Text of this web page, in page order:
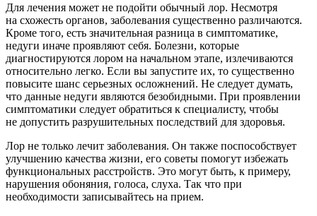
Для лечения может не подойти обычный лор. Несмотря
на схожесть органов, заболевания существенно различаются.
Кроме того, есть значительная разница в симптоматике,
недуги иначе проявляют себя. Болезни, которые
диагностируются лором на начальном этапе, излечиваются
относительно легко. Если вы запустите их, то существенно
повысите шанс серьезных осложнений. Не следует думать,
что данные недуги являются безобидными. При проявлении
симптоматики следует обратиться к специалисту, чтобы
не допустить разрушительных последствий для здоровья.
Лор не только лечит заболевания. Он также поспособствует
улучшению качества жизни, его советы помогут избежать
функциональных расстройств. Это могут быть, к примеру,
нарушения обоняния, голоса, слуха. Так что при
необходимости записывайтесь на прием.